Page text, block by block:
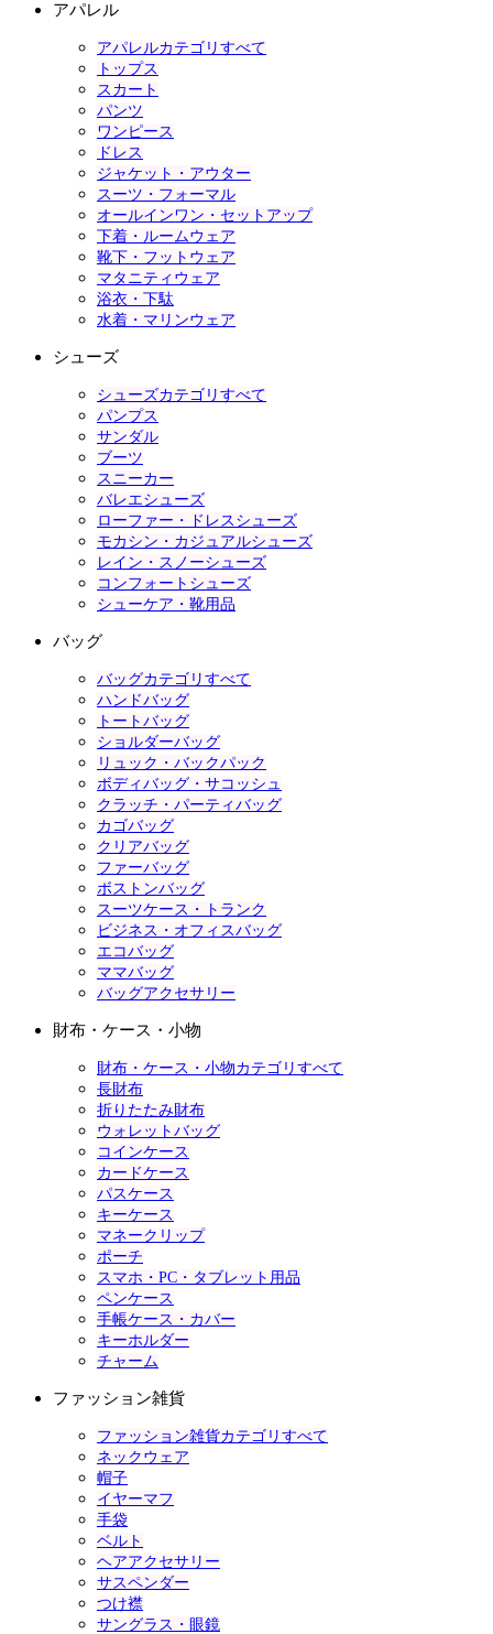
アパレル
アパレルカテゴリすべて
トップス
スカート
パンツ
ワンピース
ドレス
ジャケット・アウター
スーツ・フォーマル
オールインワン・セットアップ
下着・ルームウェア
靴下・フットウェア
マタニティウェア
浴衣・下駄
水着・マリンウェア
シューズ
シューズカテゴリすべて
パンプス
サンダル
ブーツ
スニーカー
バレエシューズ
ローファー・ドレスシューズ
モカシン・カジュアルシューズ
レイン・スノーシューズ
コンフォートシューズ
シューケア・靴用品
バッグ
バッグカテゴリすべて
ハンドバッグ
トートバッグ
ショルダーバッグ
リュック・バックパック
ボディバッグ・サコッシュ
クラッチ・パーティバッグ
カゴバッグ
クリアバッグ
ファーバッグ
ボストンバッグ
スーツケース・トランク
ビジネス・オフィスバッグ
エコバッグ
ママバッグ
バッグアクセサリー
財布・ケース・小物
財布・ケース・小物カテゴリすべて
長財布
折りたたみ財布
ウォレットバッグ
コインケース
カードケース
パスケース
キーケース
マネークリップ
ポーチ
スマホ・PC・タブレット用品
ペンケース
手帳ケース・カバー
キーホルダー
チャーム
ファッション雑貨
ファッション雑貨カテゴリすべて
ネックウェア
帽子
イヤーマフ
手袋
ベルト
ヘアアクセサリー
サスペンダー
つけ襟
サングラス・眼鏡